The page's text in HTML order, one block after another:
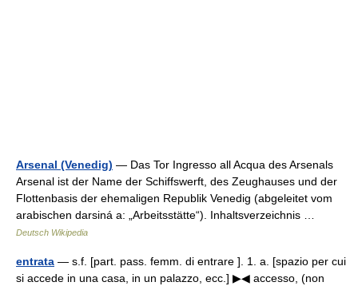
Arsenal (Venedig) — Das Tor Ingresso all Acqua des Arsenals
Arsenal ist der Name der Schiffswerft, des Zeughauses und der
Flottenbasis der ehemaligen Republik Venedig (abgeleitet vom
arabischen darsiná a: „Arbeitsstätte“). Inhaltsverzeichnis …
Deutsch Wikipedia
entrata — s.f. [part. pass. femm. di entrare ]. 1. a. [spazio per cui
si accede in una casa, in un palazzo, ecc.] ▶◀ accesso, (non